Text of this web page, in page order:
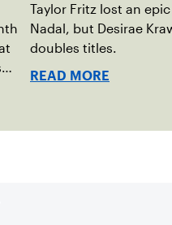
Taylor Fritz lost an
Nadal, but Desirae
doubles titles.
READ MORE